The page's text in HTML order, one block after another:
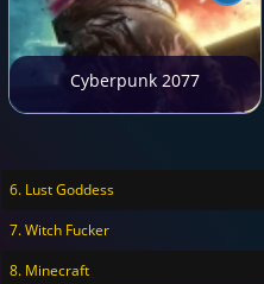
Cyberpunk 2077
6. Lust Goddess
7. Witch Fucker
8. Minecraft